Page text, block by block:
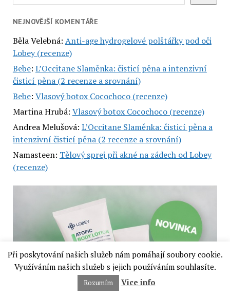
NEJNOVĚJŠÍ KOMENTÁŘE
Běla Velebná: Anti-age hydrogelové polštářky pod oči
Lobey (recenze)
Bebe: L’Occitane Slaměnka: čisticí pěna a intenzivní
čisticí pěna (2 recenze a srovnání)
Bebe: Vlasový botox Cocochoco (recenze)
Martina Hrubá: Vlasový botox Cocochoco (recenze)
Andrea Melušová: L’Occitane Slaměnka: čisticí pěna a
intenzivní čisticí pěna (2 recenze a srovnání)
Namasteen: Tělový sprej při akné na zádech od Lobey
(recenze)
Při poskytování našich služeb nám pomáhají soubory cookie.
Využíváním našich služeb s jejich používáním souhlasíte.
Rozumím Vice info